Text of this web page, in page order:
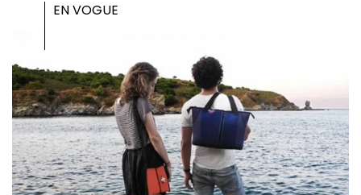
EN VOGUE